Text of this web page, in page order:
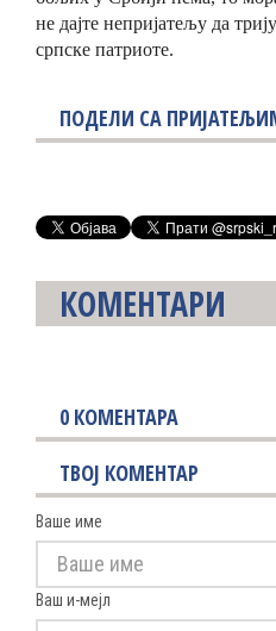
не дајте непријатељу да
српске патриоте.
ПОДЕЛИ СА
КОМЕНТАРИ
0 КОМЕНТАРА
ТВОЈ КОМЕНТАР
Ваше име
Ваш и-мејл